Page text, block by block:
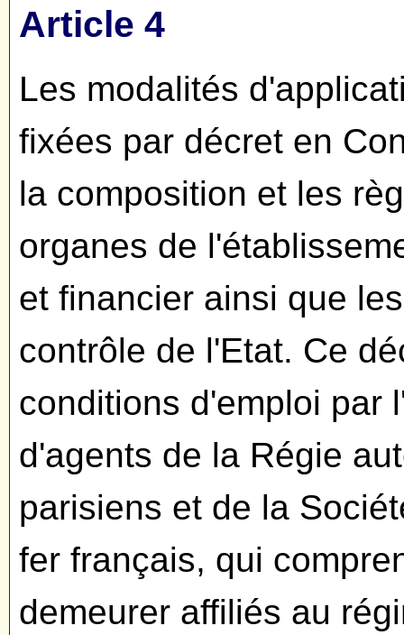
Article 4
Les modalités
fixées par décret en
la composition et les
organes de
et financier ainsi que
contrôle de l'Etat. Ce
conditions d'emploi par
d'agents de la Régie
parisiens et de la
fer français, qui
demeurer affiliés au